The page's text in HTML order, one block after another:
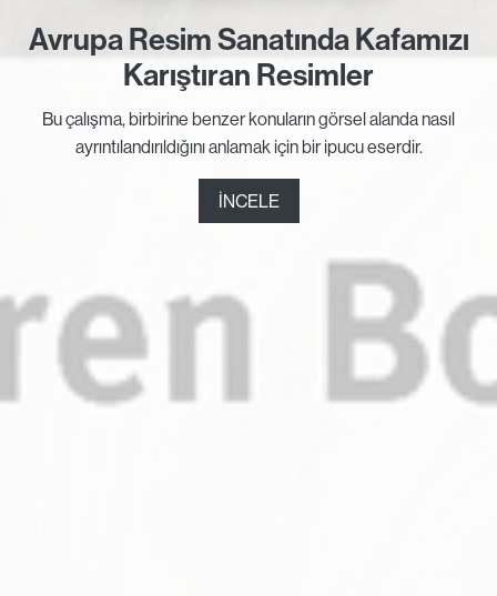
Avrupa Resim Sanatında Kafamızı
Karıştıran Resimler
Bu çalışma, birbirine benzer konuların görsel alanda nasıl
ayrıntılandırıldığını anlamak için bir ipucu eserdir.
İNCELE